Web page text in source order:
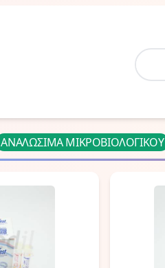
ΑΝΑΛΩΣΙΜΑ ΜΙΚΡΟΒΙΟΛΟΓΙΚΟΥ